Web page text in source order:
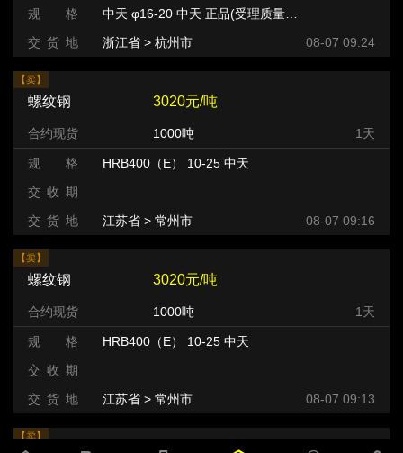
规 格
中天 φ16-20 中天 正品(受理质量异议) HRB400
交 货 地
浙江省 > 杭州市 > 08-07 09:24
【卖】
螺纹钢 3020元/吨
合约现货 1000吨 1天
规 格
HRB400（E） 10-25 中天
交 收 期
交 货 地
江苏省 > 常州市 > 08-07 09:16
【卖】
螺纹钢 3020元/吨
合约现货 1000吨 1天
规 格
HRB400（E） 10-25 中天
交 收 期
交 货 地
江苏省 > 常州市 > 08-07 09:13
【卖】